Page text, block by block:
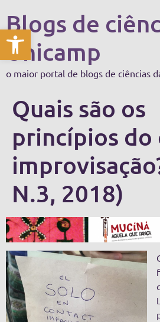
Abrir a barra de
Blogs de
Unicamp
o maior portal de blogs de ciências
Quais são os
princípios
N.3, 2018)